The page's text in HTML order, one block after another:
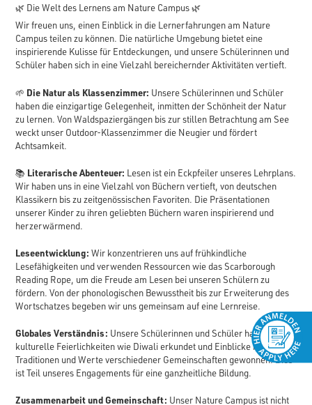
🌿 Die Welt des Lernens am Nature Campus 🌿
Wir freuen uns, einen Einblick in die Lernerfahrungen am Nature
Campus teilen zu können. Die natürliche Umgebung bietet eine
inspirierende Kulisse für Entdeckungen, und unsere Schülerinnen und
Schüler haben sich in eine Vielzahl bereichernder Aktivitäten vertieft.
🌱 Die Natur als Klassenzimmer: Unsere Schülerinnen und Schüler
haben die einzigartige Gelegenheit, inmitten der Schönheit der Natur
zu lernen. Von Waldspaziergängen bis zur stillen Betrachtung am See
weckt unser Outdoor-Klassenzimmer die Neugier und fördert
Achtsamkeit.
📚 Literarische Abenteuer: Lesen ist ein Eckpfeiler unseres Lehrplans.
Wir haben uns in eine Vielzahl von Büchern vertieft, von deutschen
Klassikern bis zu zeitgenössischen Favoriten. Die Präsentationen
unserer Kinder zu ihren geliebten Büchern waren inspirierend und
herzerwärmend.
Leseentwicklung: Wir konzentrieren uns auf frühkindliche
Lesefähigkeiten und verwenden Ressourcen wie das Scarborough
Reading Rope, um die Freude am Lesen bei unseren Schülern zu
fördern. Von der phonologischen Bewusstheit bis zur Erweiterung des
Wortschatzes begeben wir uns gemeinsam auf eine Lernreise.
Globales Verständnis: Unsere Schülerinnen und Schüler haben
kulturelle Feierlichkeiten wie Diwali erkundet und Einblicke in die
Traditionen und Werte verschiedener Gemeinschaften gewonnen. Dies
ist Teil unseres Engagements für eine ganzheitliche Bildung.
Zusammenarbeit und Gemeinschaft: Unser Nature Campus ist nicht